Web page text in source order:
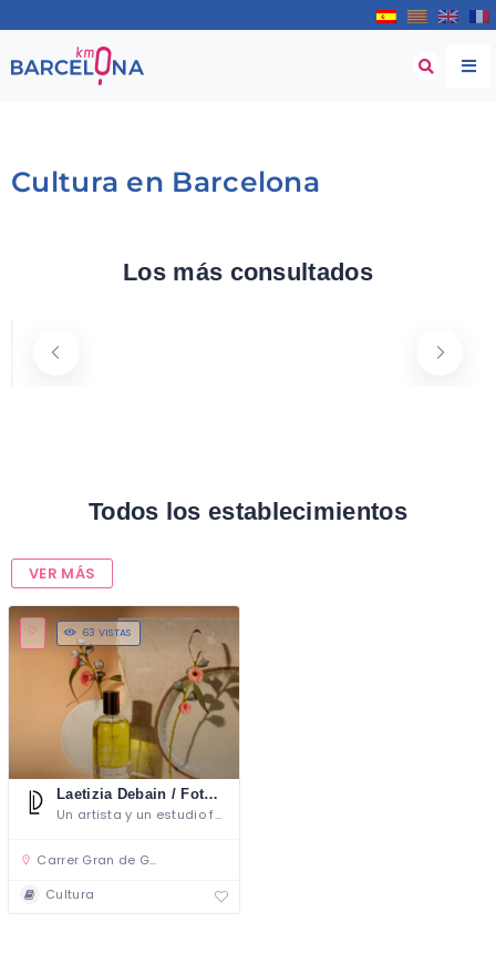
Cultura en Barcelona
Los más consultados
Laetizia Debain / Fotógrafa
Cultura
Todos los establecimientos
VER MÁS
63 VISTAS
Laetizia Debain / Fotógrafa
Un artista y un estudio fotográfico al servicio de los creativos y los artistas
Carrer Gran de Gràcia, Barcelona
Cultura